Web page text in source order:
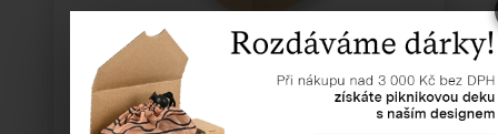
Katalogové číslo:50977